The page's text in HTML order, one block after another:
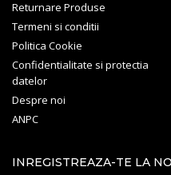
Returnare Produse
Termeni si conditii
Politica Cookie
Confidentialitate si protectia
datelor
Despre noi
ANPC
INREGISTREAZA-TE LA